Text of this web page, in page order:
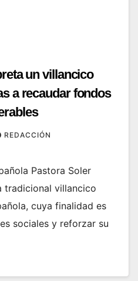
un villancico
a recaudar fondos
REDACCIÓN
Pastora Soler
tradicional villancico
cuya finalidad es
sociales y reforzar su